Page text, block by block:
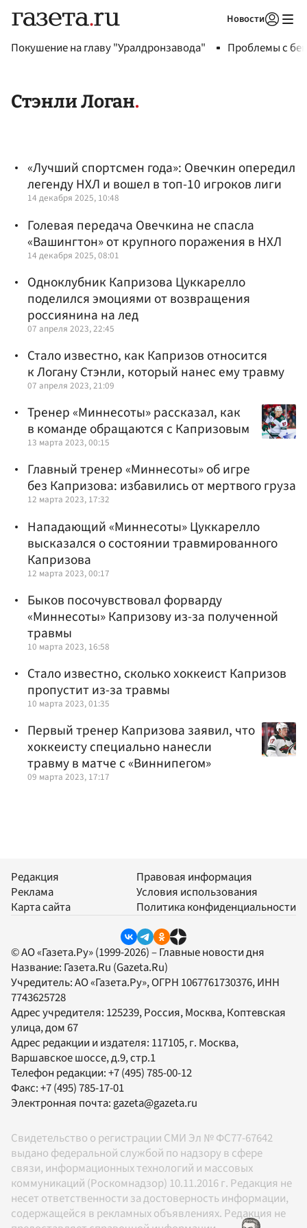
Новости
Покушение на главу "Уралдронзавода" Проблемы с
Стэнли Логан
«Лучший спортсмен года»: Овечкин опередил
легенду НХЛ и вошел в топ-10 игроков лиги
14 декабря 2025, 10:48
Голевая передача Овечкина не спасла
«Вашингтон» от крупного поражения в НХЛ
14 декабря 2025, 08:01
Одноклубник Капризова Цуккарелло
поделился эмоциями от возвращения
россиянина на лед
07 апреля 2023, 22:45
Стало известно, как Капризов относится
к Логану Стэнли, который нанес ему травму
07 апреля 2023, 21:09
Тренер «Миннесоты» рассказал, как
в команде обращаются с Капризовым
13 марта 2023, 00:15
Главный тренер «Миннесоты» об игре
без Капризова: избавились от мертвого груза
12 марта 2023, 17:32
Нападающий «Миннесоты» Цуккарелло
высказался о состоянии травмированного
Капризова
12 марта 2023, 00:17
Быков посочувствовал форварду
«Миннесоты» Капризову из-за полученной
травмы
10 марта 2023, 16:58
Стало известно, сколько хоккеист Капризов
пропустит из-за травмы
10 марта 2023, 01:35
Первый тренер Капризова заявил, что
хоккеисту специально нанесли
травму в матче с «Виннипегом»
09 марта 2023, 17:17
Редакция
Реклама
Карта сайта
Правовая информация
Условия использования
Политика конфиденциальности
© АО «Газета.Ру» (1999-2026) – Главные новости дня
Название: Газета.Ru (Gazeta.Ru)
Учредитель:АО «Газета.Ру», ОГРН 1067761730376, ИНН
7743625728
Адрес учредителя: 125239, Россия, Москва, Коптевская
улица, дом 67
Адрес редакции и издателя: 117105, г. Москва,
Варшавское шоссе, д.9, стр.1
Телефон редакции:+7 (495) 785-00-12
Факс:+7 (495) 785-17-01
Электронная почта:gazeta@gazeta.ru
Свидетельство о регистрации СМИ Эл № ФС77-67642
выдано федеральной службой по надзору в сфере
связи, информационных технологий и массовых
коммуникаций (Роскомнадзор) 10.11.2016 г. Редакция не
несет ответственности за достоверность информации,
содержащейся в рекламных объявлениях. Редакция не